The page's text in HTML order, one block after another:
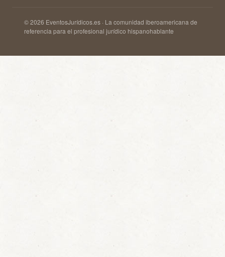
© 2026 EventosJurídicos.es · La comunidad iberoamericana de
referencia para el profesional jurídico hispanohablante